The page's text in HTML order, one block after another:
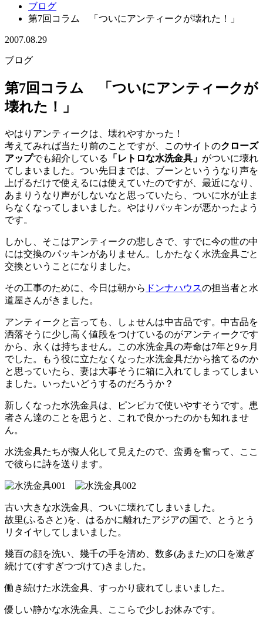
ブログ
第7回コラム 「ついにアンティークが壊れた！」
2007.08.29
ブログ
第7回コラム 「ついにアンティークが
壊れた！」
やはりアンティークは、壊れやすかった！
考えてみれば当たり前のことですが、このサイトのクローズ
アップでも紹介している 「レトロな水洗金具」 がついに壊れ
てしまいました。つい先日までは、ブーンといううなり声を
上げるだけで使えるには使えていたのですが、最近になり、
あまりうなり声がしないなと思っていたら、ついに水が止ま
らなくなってしまいました。やはりパッキンが悪かったよう
です。
しかし、そこはアンティークの悲しさで、すでに今の世の中
には交換のパッキンがありません。しかたなく水洗金具ごと
交換ということになりました。
その工事のために、今日は朝から ドンナハウスの担当者と水
道屋さんがきました。
アンティークと言っても、しょせんは中古品です。中古品を
洒落そうに少し高く値段をつけているのがアンティークです
から、永くは持ちません。この水洗金具の寿命は7年と9ヶ月
でした。もう役に立たなくなった水洗金具だから捨てるのか
と思っていたら、妻は大事そうに箱に入れてしまってしまい
ました。いったいどうするのだろうか？
新しくなった水洗金具は、ピンピカで使いやすそうです。患
者さん達のことを思うと、これで良かったのかも知れませ
ん。
水洗金具たちが擬人化して見えたので、蛮勇を奮って、ここ
で彼らに詩を送ります。
古い大きな水洗金具、ついに壊れてしまいました。
故里(ふるさと)を、はるかに離れたアジアの国で、とうとう
リタイヤしてしまいました。
幾百の顔を洗い、幾千の手を清め、数多(あまた)の口を漱ぎ
続けて(すすぎつづけて)きました。
働き続けた水洗金具、すっかり疲れてしまいました。
優しい静かな水洗金具、ここらで少しお休みです。